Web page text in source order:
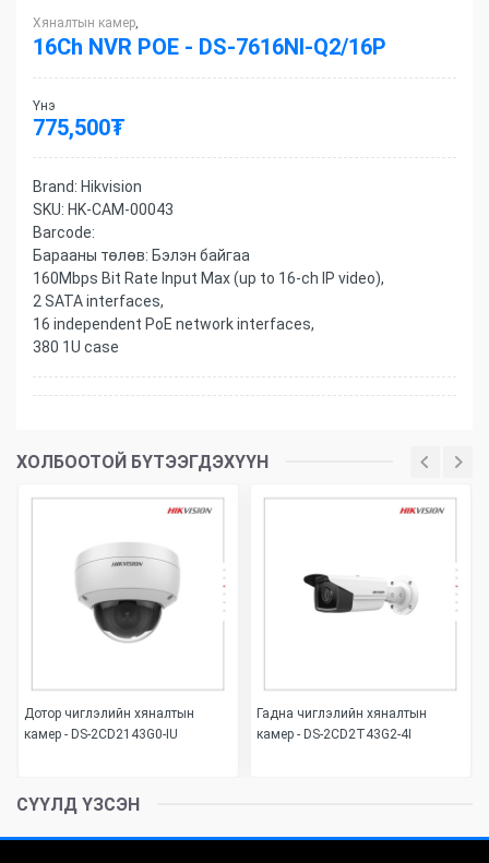
Хяналтын камер
16Ch NVR POE - DS-7616NI-Q2/16P
Үнэ
775,500₮
Brand: Hikvision
SKU: HK-CAM-00043
Barcode:
Барааны төлөв: Бэлэн байгаа
160Mbps Bit Rate Input Max (up to 16-ch IP video),
2 SATA interfaces,
16 independent PoE network interfaces,
380 1U case
ХОЛБООТОЙ БҮТЭЭГДЭХҮҮН
Дотор чиглэлийн хяналтын
камер - DS-2CD2143G0-IU
Гадна чиглэлийн хяналтын
камер - DS-2CD2T43G2-4I
СҮҮЛД ҮЗСЭН